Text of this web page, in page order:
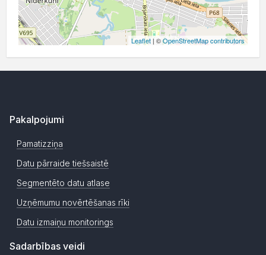
Leaflet| ©OpenStreetMap contributors
Pakalpojumi
Pamatizziņa
Datu pārraide tiešsaistē
Segmentēto datu atlase
Uzņēmumu novērtēšanas rīki
Datu izmaiņu monitorings
Sadarbības veidi